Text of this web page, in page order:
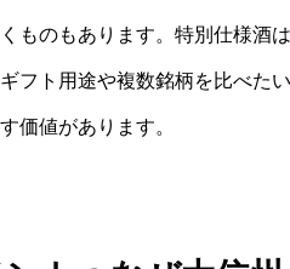
ものもあります。特別仕様酒
フト用途や複数銘柄を比べた
価値があります。